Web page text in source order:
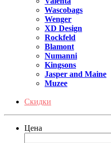
Wascobags
Wenger
XD Design
Rockfeld
Blamont
Numanni
Kingsons
Jasper and Maine
Muzee
Скидки
Цена